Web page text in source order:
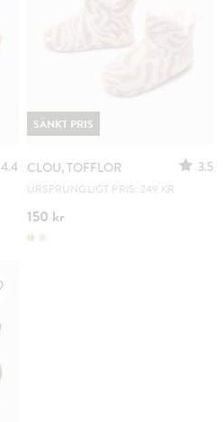
4.4 CLOU, TOFFLOR 3.5
URSPRUNGLIGT PRIS: 249 KR
150 kr
SÄNKT PRIS